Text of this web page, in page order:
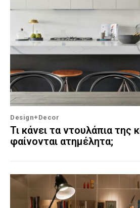
Design+Decor
Τι κάνει τα ντουλάπια της
φαίνονται ατημέλητα;